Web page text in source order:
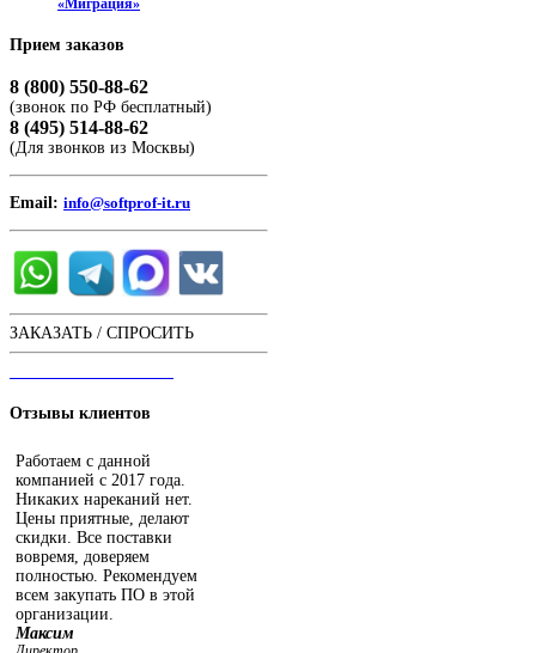
«Миграция»
Прием заказов
8 (800) 550-88-62
(звонок по РФ бесплатный)
8 (495) 514-88-62
(Для звонков из Москвы)
Email: info@softprof-it.ru
ЗАКАЗАТЬ / СПРОСИТЬ
Отзывы клиентов
Работаем с данной
компанией с 2017 года.
Никаких нареканий нет.
Цены приятные, делают
скидки. Все поставки
вовремя, доверяем
полностью. Рекомендуем
всем закупать ПО в этой
организации.
Максим